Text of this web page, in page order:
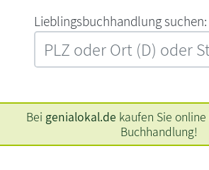
L‍i‍e‍b‍l‍i‍n‍g‍s‍b‍u‍c‍h‍h‍a‍n‍d‍l‍u‍n‍g‍ ‍s‍u‍c‍h‍e‍n‍:‍
Bei genialokal.de kaufen Sie
Buchhandlung!